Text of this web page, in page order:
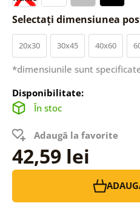
Selectați dimensiunea
20x30 30x45 40x60
*dimensiunile sunt
Disponibilitate:
În stoc
Adaugă la favorite
42,59 lei